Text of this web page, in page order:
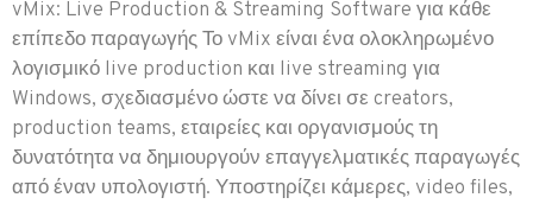
vMix: Live Production & Streaming Software για κάθε
επίπεδο παραγωγής Το vMix είναι ένα ολοκληρωμένο
λογισμικό live production και live streaming για
Windows, σχεδιασμένο ώστε να δίνει σε creators,
production teams, εταιρείες και οργανισμούς τη
δυνατότητα να δημιουργούν επαγγελματικές παραγωγές
από έναν υπολογιστή. Υποστηρίζει κάμερες, video files,